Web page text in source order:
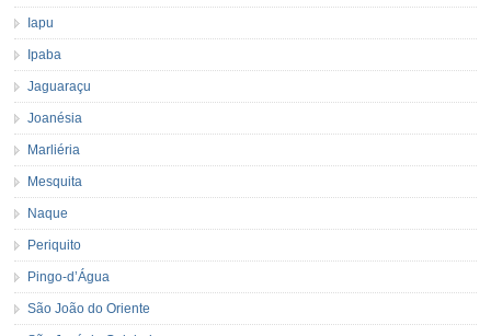
Iapu
Ipaba
Jaguaraçu
Joanésia
Marliéria
Mesquita
Naque
Periquito
Pingo-d’Água
São João do Oriente